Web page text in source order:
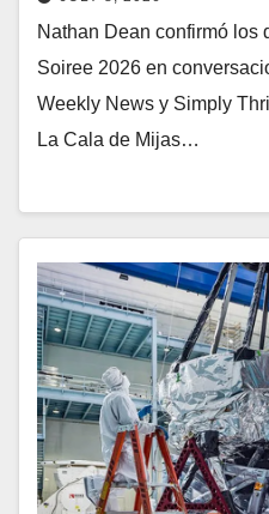
Nathan Dean confirmó los
Soiree 2026 en
Weekly News y Simply
La Cala de Mijas…